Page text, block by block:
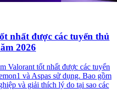
nhất được các tuyển thủ
2026
Valorant tốt nhất được các tuyển
và Aspas sử dụng. Bao gồm
và giải thích lý do tại sao các